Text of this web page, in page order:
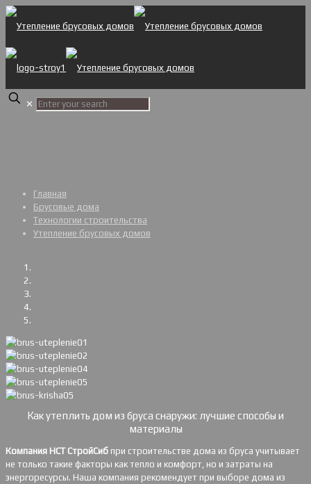
✕
Главная
Брусовые дома
Технологии строительства
Утепление брусовых домов
Как утеплить дом из бруса снаружи: лучшие способы и
материалы
Компания НСТ СтройСиб при строительстве дома из бруса учитывает
не только такие факторы как тепло и комфорт, но и затраты на
энергоресурсы. Наша компания рекомендует при выборе дома из